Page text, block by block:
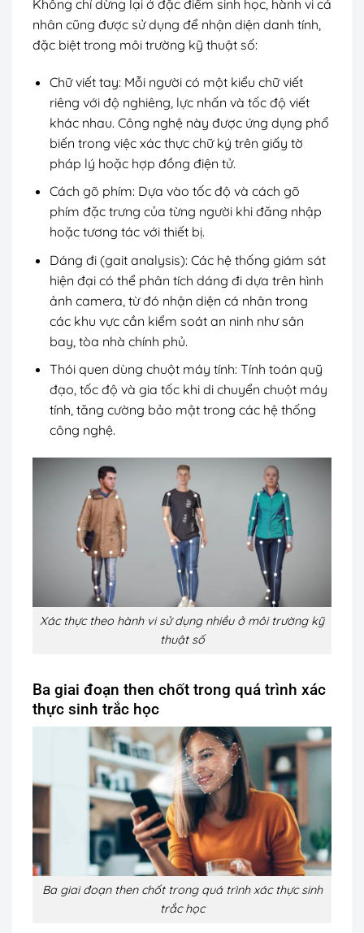
Không chỉ dừng lại ở đặc điểm sinh học, hành vi cá
nhân cũng được sử dụng để nhận diện danh tính,
đặc biệt trong môi trường kỹ thuật số:
Chữ viết tay: Mỗi người có một kiểu chữ viết
riêng với độ nghiêng, lực nhấn và tốc độ viết
khác nhau. Công nghệ này được ứng dụng phổ
biến trong việc xác thực chữ ký trên giấy tờ
pháp lý hoặc hợp đồng điện tử.
Cách gõ phím: Dựa vào tốc độ và cách gõ
phím đặc trưng của từng người khi đăng nhập
hoặc tương tác với thiết bị.
Dáng đi (gait analysis): Các hệ thống giám sát
hiện đại có thể phân tích dáng đi dựa trên hình
ảnh camera, từ đó nhận diện cá nhân trong
các khu vực cần kiểm soát an ninh như sân
bay, tòa nhà chính phủ.
Thói quen dùng chuột máy tính: Tính toán quỹ
đạo, tốc độ và gia tốc khi di chuyển chuột máy
tính, tăng cường bảo mật trong các hệ thống
công nghệ.
Xác thực theo hành vi sử dụng nhiều ở môi trường kỹ
thuật số
Ba giai đoạn then chốt trong quá trình xác
thực sinh trắc học
Ba giai đoạn then chốt trong quá trình xác thực sinh
trắc học